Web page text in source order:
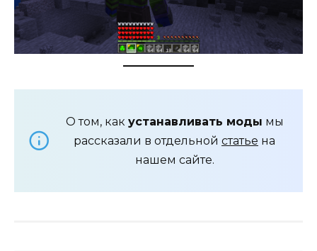
О том, как устанавливать моды мы
рассказали в отдельной статье на
нашем сайте.